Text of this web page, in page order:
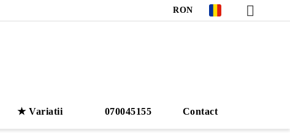
RON
★ Variatii 070045155 Contact